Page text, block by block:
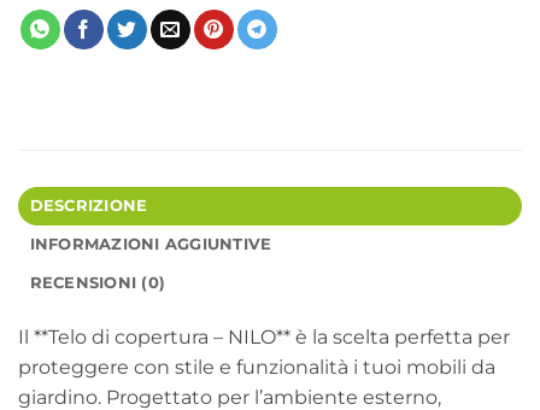
DESCRIZIONE
INFORMAZIONI AGGIUNTIVE
RECENSIONI (0)
Il **Telo di copertura – NILO** è la scelta perfetta per
proteggere con stile e funzionalità i tuoi mobili da
giardino. Progettato per l’ambiente esterno,